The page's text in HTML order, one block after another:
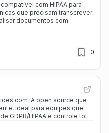
com HIPAA para
que precisam transcrever
documentos com
0
com IA open source que
ideal para equipes que
GDPR/HIPAA e controle total